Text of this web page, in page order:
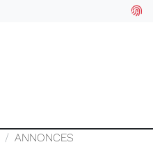
ANNONCES